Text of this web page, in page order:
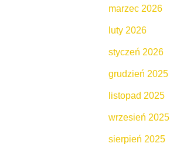
marzec 2026
luty 2026
styczeń 2026
grudzień 2025
listopad 2025
wrzesień 2025
sierpień 2025